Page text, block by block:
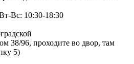
Вс: 10:30-18:30
38/96, проходите во двор, там
5)